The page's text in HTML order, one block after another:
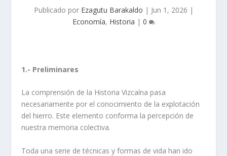
Publicado por Ezagutu Barakaldo | Jun 1, 2026 |
Economía, Historia | 0
1.- Preliminares
La comprensión de la Historia Vizcaína pasa
necesariamente por el conocimiento de la explotación
del hierro. Este elemento conforma la percepción de
nuestra memoria colectiva.
Toda una serie de técnicas y formas de vida han ido